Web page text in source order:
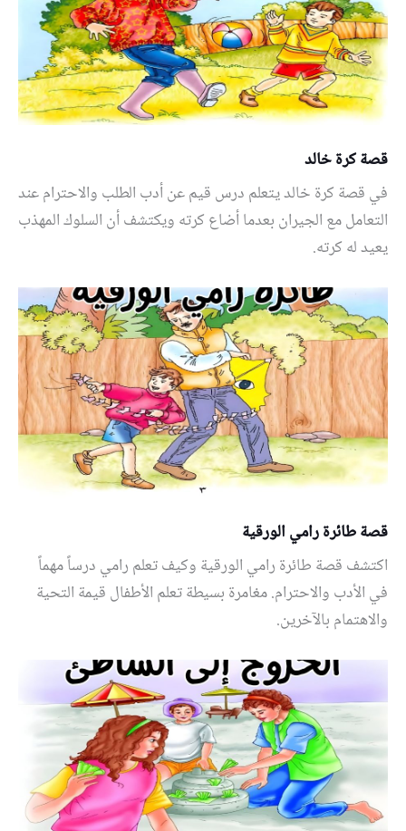
قصة كرة خالد
في قصة كرة خالد يتعلم درس قيم عن أدب الطلب والاحترام عند
التعامل مع الجيران بعدما أضاع كرته ويكتشف أن السلوك المهذب
يعيد له كرته.
قصة طائرة رامي الورقية
اكتشف قصة طائرة رامي الورقية وكيف تعلم رامي درساً مهماً
في الأدب والاحترام. مغامرة بسيطة تعلم الأطفال قيمة التحية
والاهتمام بالآخرين.